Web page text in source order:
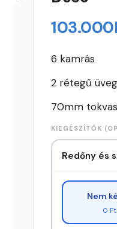
103.000
6 kamrás
2 rétegű
70mm
KIEGÉSZÍTŐK
Redőny és
Nem
0 Ft